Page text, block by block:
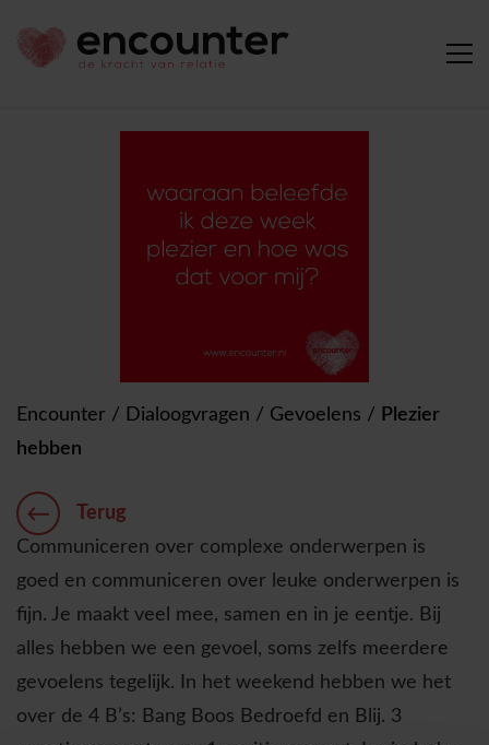
Encounter / Dialoogvragen / Gevoelens / Plezier
hebben
Terug
Communiceren over complexe onderwerpen is
goed en communiceren over leuke onderwerpen is
fijn. Je maakt veel mee, samen en in je eentje. Bij
alles hebben we een gevoel, soms zelfs meerdere
gevoelens tegelijk. In het weekend hebben we het
over de 4 B’s: Bang Boos Bedroefd en Blij. 3